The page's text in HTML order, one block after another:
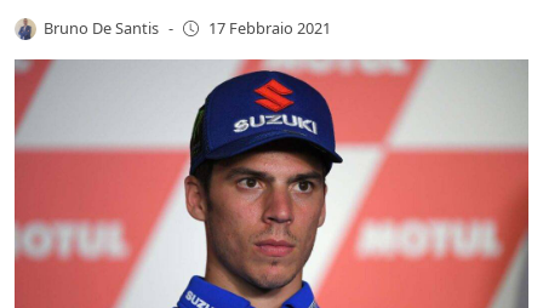
Bruno De Santis - 17 Febbraio 2021